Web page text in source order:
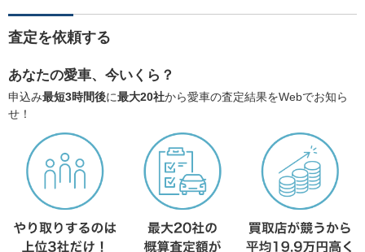
査定を依頼する
あなたの愛車、今いくら？
申込み最短3時間後に最大20社から愛車の査定結果をWebでお知ら
せ！